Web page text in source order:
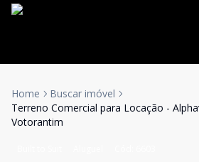
Home
Buscar imóvel
Terreno Comercial para Locação -
Votorantim